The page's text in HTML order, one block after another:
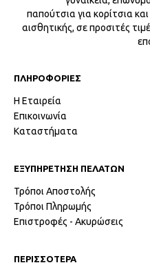
παπούτσια για κορίτσια
αισθητικής, σε προσιτές
ΠΛΗΡΟΦΟΡΙΕΣ
Η Εταιρεία
Επικοινωνία
Καταστήματα
ΕΞΥΠΗΡΕΤΗΣΗ ΠΕΛΑΤΩΝ
Τρόποι Αποστολής
Τρόποι Πληρωμής
Επιστροφές - Ακυρώσεις
ΠΕΡΙΣΣΟΤΕΡΑ